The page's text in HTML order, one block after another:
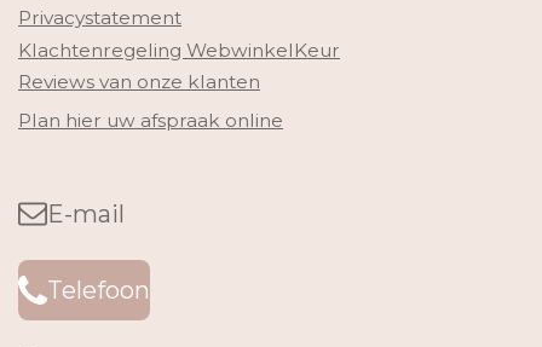
Privacystatement
Klachtenregeling WebwinkelKeur
Reviews van onze klanten
Plan hier uw afspraak online
E-mail
Telefoon